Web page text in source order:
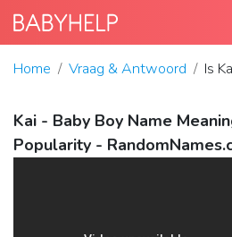
Home Vraag & Antwoord Is
Kai - Baby Boy Name
Popularity -